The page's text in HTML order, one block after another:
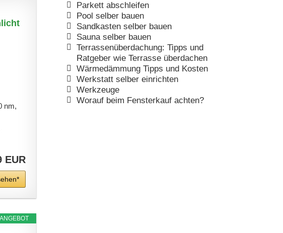
nm,
EUR
ANGEBOT
Parkett abschleifen
Pool selber bauen
Sandkasten selber bauen
Sauna selber bauen
Terrassenüberdachung: Tipps und
Ratgeber wie Terrasse überdachen
Wärmedämmung Tipps und Kosten
Werkstatt selber einrichten
Werkzeuge
Worauf beim Fensterkauf achten?